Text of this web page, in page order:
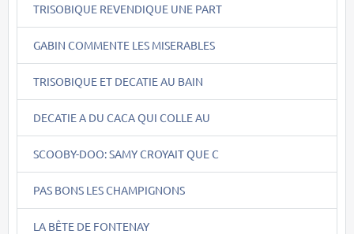
TRISOBIQUE REVENDIQUE UNE PART
GABIN COMMENTE LES MISERABLES
TRISOBIQUE ET DECATIE AU BAIN
DECATIE A DU CACA QUI COLLE AU
SCOOBY-DOO: SAMY CROYAIT QUE C
PAS BONS LES CHAMPIGNONS
LA BÊTE DE FONTENAY